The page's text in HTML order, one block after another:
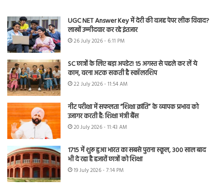
UGC NET Answer Key में देरी की वजह पेपर लीक विवाद?
लाखों उम्मीदवार कर रहे इंतजार
26 July 2026 - 6:11 PM
SC छात्रों के लिए बड़ा अपडेट! 15 अगस्त से पहले कर लें ये
काम, वरना अटक सकती है स्कॉलरशिप
22 July 2026 - 11:54 AM
नीट परीक्षा में सफलता “शिक्षा क्रांति” के व्यापक प्रभाव को
उजागर करती है: शिक्षा मंत्री बैंस
20 July 2026 - 11:43 AM
1715 में शुरू हुआ भारत का सबसे पुराना स्कूल, 300 साल बाद
भी दे रहा है हजारों छात्रों को शिक्षा
19 July 2026 - 7:14 PM